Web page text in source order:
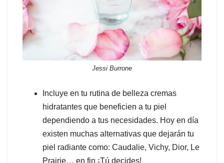
Jessi Burrone
Incluye en tu rutina de belleza cremas
hidratantes que beneficien a tu piel
dependiendo a tus necesidades. Hoy en día
existen muchas alternativas que dejarán tu
piel radiante como: Caudalie, Vichy, Dior, Le
Prairie… en fin ¡Tú decides!